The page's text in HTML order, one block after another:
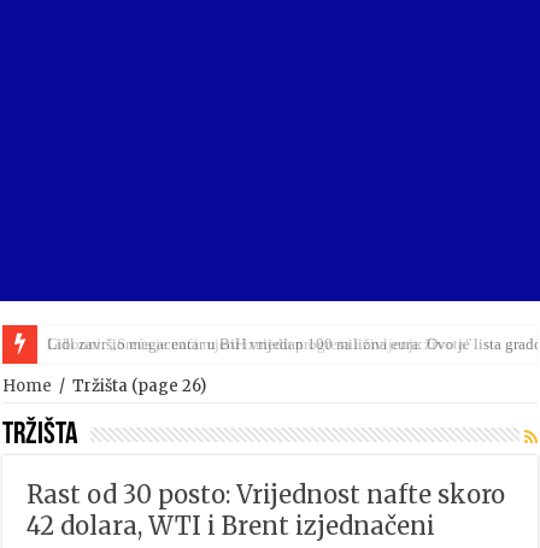
Lidl završio megacentar u BiH vrijedan 100 miliona eura: Ovo je lista
Home / Tržišta (page 26)
Tržišta
Rast od 30 posto: Vrijednost nafte skoro
42 dolara, WTI i Brent izjednačeni